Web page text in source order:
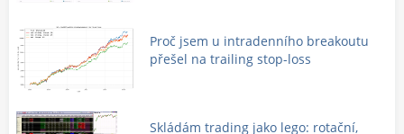
Proč jsem u intradenního breakoutu
přešel na trailing stop-loss
Skládám trading jako lego: rotační,